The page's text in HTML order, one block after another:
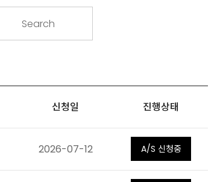
신청일 진행상태
2026-07-12 A/S 신청중